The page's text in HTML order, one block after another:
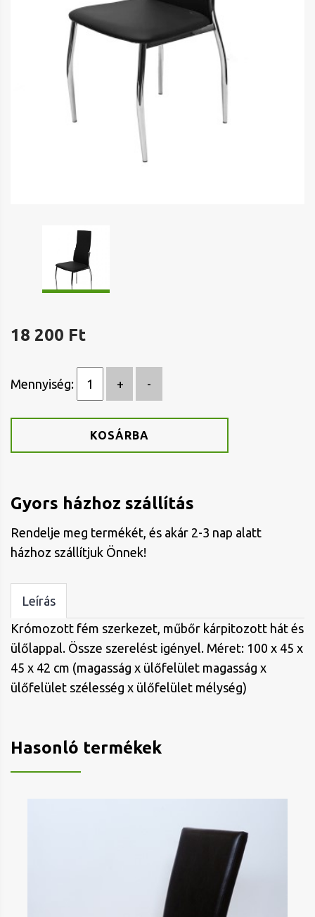
18 200 Ft
Mennyiség:
KOSÁRBA
Gyors házhoz szállítás
Rendelje meg termékét, és akár 2-3 nap alatt
házhoz szállítjuk Önnek!
Leírás
Krómozott fém szerkezet, műbőr kárpitozott hát és
ülőlappal. Össze szerelést igényel. Méret: 100 x 45 x
45 x 42 cm (magasság x ülőfelület magasság x
ülőfelület szélesség x ülőfelület mélység)
Hasonló termékek